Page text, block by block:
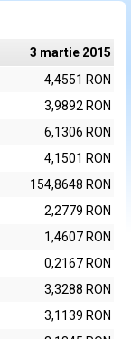
3 martie 2015
4,4551 RON
3,9892 RON
6,1306 RON
4,1501 RON
154,8648 RON
2,2779 RON
1,4607 RON
0,2167 RON
3,3288 RON
3,1139 RON